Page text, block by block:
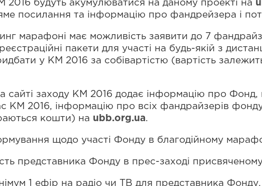
2016 будуть акумулюватися на даному проекті на
посилання та інформацію про фандрейзера і
марафоні має можливість заявити до 7
пакети для участі на будь-якій з
у KM 2016 за собівартістю (вартість
сайті заходу KM 2016 додає інформацію про
KM 2016, інформацію про всіх фандрайзерів
кошти) на ubb.org.ua.
щодо участі Фонду в благодійному
представника Фонду в прес-заході
1 ефір на радіо чи ТВ для представника Фонду.